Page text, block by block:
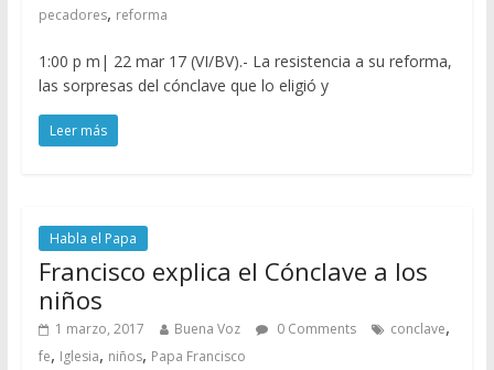
pecadores, reforma
1:00 p m| 22 mar 17 (VI/BV).- La resistencia a su reforma,
las sorpresas del cónclave que lo eligió y
Leer más
Habla el Papa
Francisco explica el Cónclave a los
niños
1 marzo, 2017 Buena Voz 0 Comments conclave,
fe, Iglesia, niños, Papa Francisco